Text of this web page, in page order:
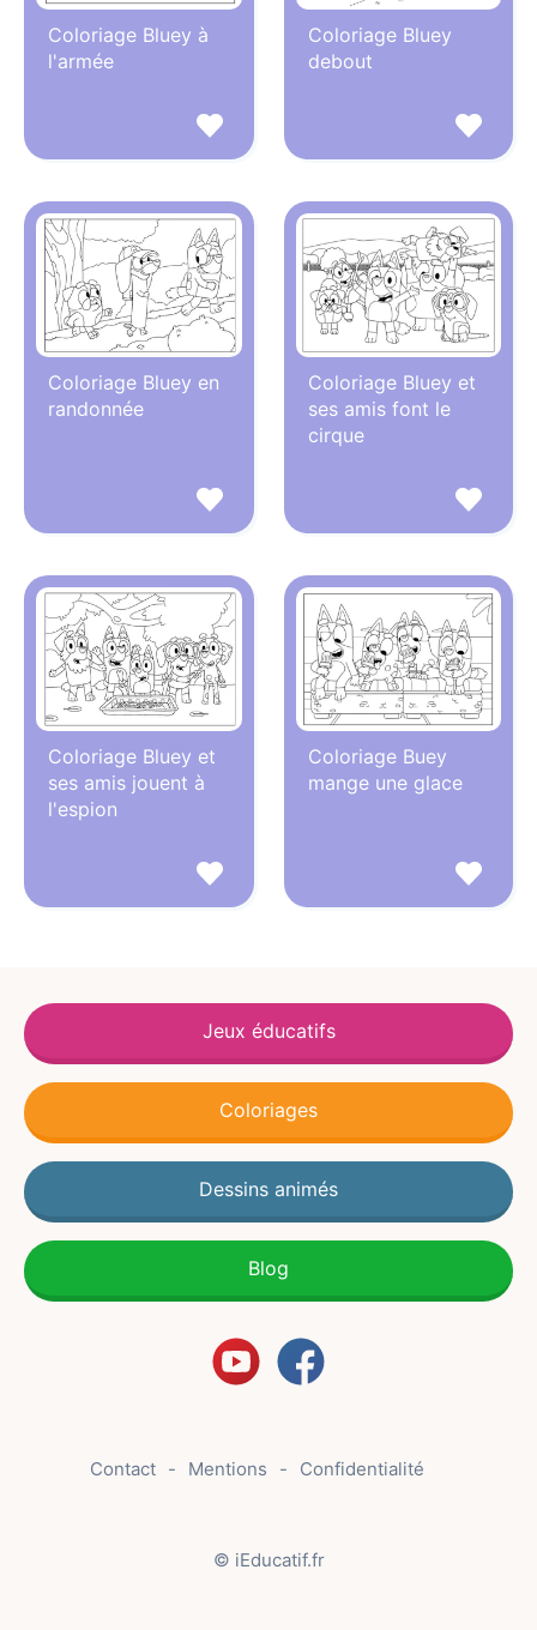
Coloriage Bluey à
l'armée
Coloriage Bluey
debout
Coloriage Bluey en
randonnée
Coloriage Bluey et
ses amis font le
cirque
Coloriage Bluey et
ses amis jouent à
l'espion
Coloriage Buey
mange une glace
Jeux éducatifs
Coloriages
Dessins animés
Blog
Contact Mentions Confidentialité
© iEducatif.fr